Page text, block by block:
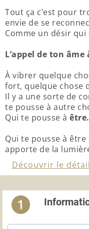
Tout ça c’est pour
envie de se
Comme un désir
L’appel de ton âme
À vibrer quelque
fort, quelque chose
Il y a une sorte de
te pousse à autre
Qui te pousse à être.
Qui te pousse à
apporte de la
Découvrir le